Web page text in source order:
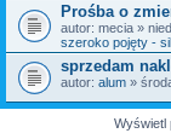
Prośba o
autor: mecia »
szeroko pojęty -
sprzedam
autor: alum »
Wyświetl